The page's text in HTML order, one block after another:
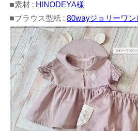
■素材 : HINODEYA様
■ブラウス型紙 : 80wayジョリーワン